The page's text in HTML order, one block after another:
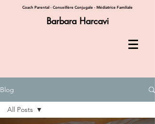
Coach Parental - Conseillère Conjugale - Médiatrice Familiale
Barbara Harcavi
Blog
All Posts